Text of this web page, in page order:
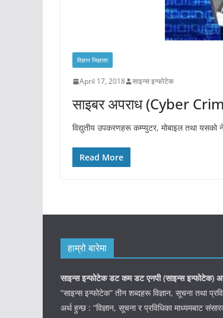
विज्ञान जिज्ञासा
April 17, 2018 साइन्स इन्फोटेक
साइबर अपराध (Cyber
विद्युतीय उपकरणहरू कम्प्युटर, मोबाइल तथा यसको
Read More
हाम्रो बारेमा
साइन्स इन्फोटेक डट कम डट एनपी (साइन्सइन्फोटेक)
“साइन्स इन्फोटेक” तीन शब्दहरू विज्ञान, सूचना तथा
अर्थ हुन्छ : “विज्ञान, सूचना र प्रविधिका माध्यमबाट